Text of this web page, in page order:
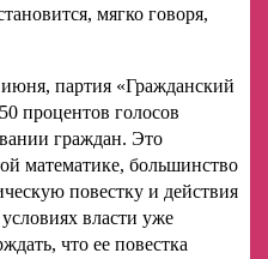
мягко говоря,
партия «Гражданский
процентов голосов
граждан. Это
математике, большинство
повестку и действия
власти уже
что ее повестка